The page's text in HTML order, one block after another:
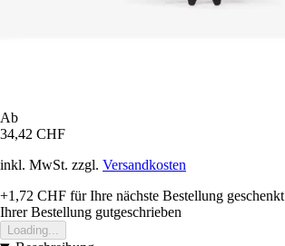
Ab
34,42 CHF
inkl. MwSt. zzgl. Versandkosten
+1,72 CHF für Ihre nächste Bestellung geschenkt
Ihrer Bestellung gutgeschrieben
Loading...